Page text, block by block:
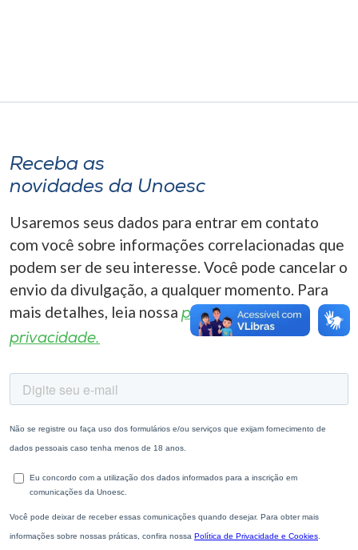
Selecione
o idioma
Receba as
novidades da Unoesc
Usaremos seus dados para entrar em contato
com você sobre informações correlacionadas que
podem ser de seu interesse. Você pode cancelar o
envio da divulgação, a qualquer momento. Para
mais detalhes, leia nossa política de
privacidade.